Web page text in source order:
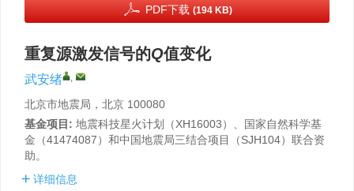
PDF下载 (194 KB)
重复源激发信号的Q值变化
武安绪 ,
北京市地震局，北京 100080
基金项目: 地震科技星火计划（XH16003）、国家自然科学基
金（41474087）和中国地震局三结合项目（SJH104）联合资
助。
详细信息